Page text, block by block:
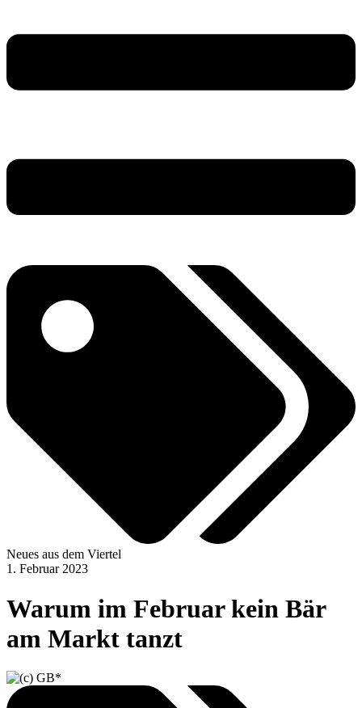
Neues aus dem Viertel
1. Februar 2023
Warum im Februar kein Bär
am Markt tanzt